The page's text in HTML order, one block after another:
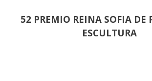
52 PREMIO REINA SOFIA DE
ESCULTURA